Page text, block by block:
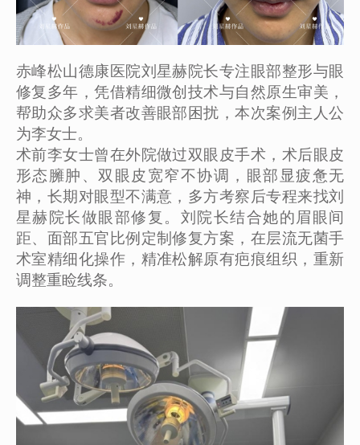
赤峰松山德康医院刘星赫院长专注眼部整形与眼
修复多年，凭借精细微创技术与自然原生审美，
帮助众多求美者改善眼部困扰，本次案例主人公
为李女士。
术前李女士曾在外院做过双眼皮手术，术后眼皮
形态臃肿、双眼皮宽窄不协调，眼部显疲惫无
神，长期对眼型不满意，多方考察后专程来找刘
星赫院长做眼部修复。刘院长结合她的眉眼间
距、面部五官比例定制修复方案，在层流无菌手
术室精细化操作，精准松解原有疤痕组织，重新
调整重睑线条。